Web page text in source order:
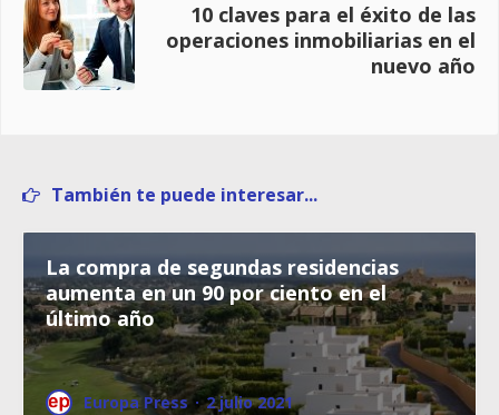
10 claves para el éxito de las
operaciones inmobiliarias en el
nuevo año
También te puede interesar...
La compra de segundas residencias
aumenta en un 90 por ciento en el
último año
Europa Press · 2 julio 2021